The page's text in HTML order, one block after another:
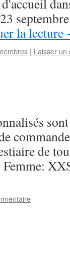
la lecture
| Laisser un
de
Femme: